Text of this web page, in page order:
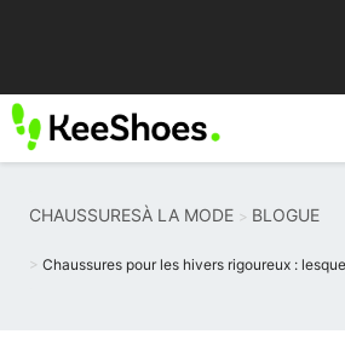
CHAUSSURESÀ LA MODE BLOGUE
Chaussures pour les hivers rigoureux :